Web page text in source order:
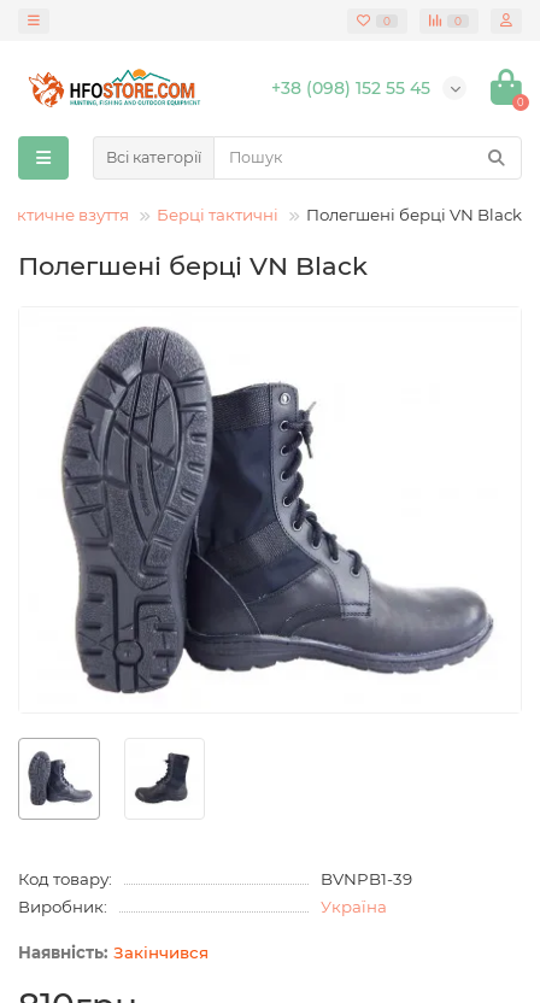
0 0
+38 (098) 152 55 45
0
Всі категорії
взуття Берці тактичні Полегшені берці VN Black
Полегшені берці VN Black
Код товару:
BVNPB1-39
Виробник:
Україна
Закінчився